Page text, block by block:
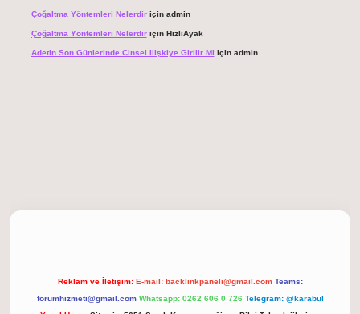
Çoğaltma Yöntemleri Nelerdiriçin admin
Çoğaltma Yöntemleri Nelerdiriçin HızlıAyak
Adetin Son Günlerinde Cinsel Ilişkiye Girilir Mi için admin
Reklam ve İletişim: E-mail: backlinkpaneli@gmail.com Teams:
forumhizmeti@gmail.com Whatsapp: 0262 606 0 726 Telegram: @karabul